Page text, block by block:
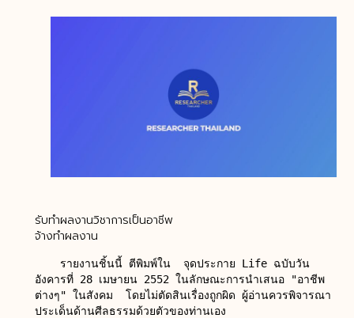
รับทำผลงานวิชาการเป็นอาชีพ
จ้างทำผลงาน
อังคารที่ 28 เมษายน 2552 ในลักษณะการนำเสนอ "อาชีพ
ต่างๆ" ในสังคม  โดยไม่ตัดสินเรื่องถูกผิด ผู้อ่านควรพิจารณา
ประเด็นด้านศีลธรรมด้วยตัวของท่านเอง